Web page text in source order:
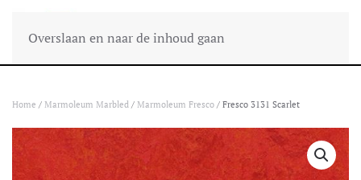
Overslaan en naar de inhoud gaan
Home / Marmoleum Marbled / Marmoleum Fresco / Fresco 3131 Scarlet